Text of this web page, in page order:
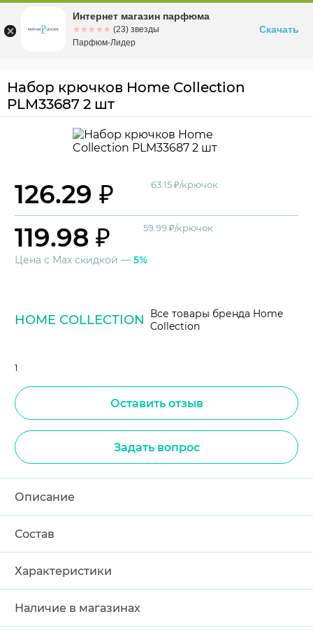
Омскул. Заозерная, 11, к. 1
Набор крючков Home Collection
PLM33687 2 шт
126.29 ₽ 63.15 ₽/крючок
119.98 ₽ 59.99 ₽/крючок
Цена с Max скидкой — 5%
HOME COLLECTION
Все товары бренда Home
Collection
1
Оставить отзыв
Задать вопрос
Описание
Состав
Характеристики
Наличие в магазинах
Интернет магазин парфюма
☆☆☆☆☆
★★★★★ (23) звезды
Парфюм-Лидер
Скачать